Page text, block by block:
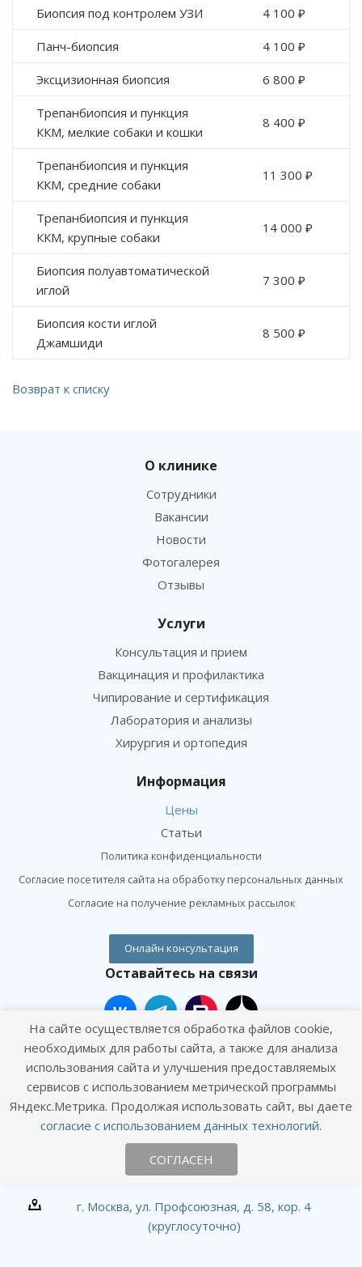
Биопсия под контролем УЗИ 4 100 ₽
Панч-биопсия 4 100 ₽
Эксцизионная биопсия 6 800 ₽
Трепанбиопсия и пункция
ККМ, мелкие собаки и кошки
8 400 ₽
Трепанбиопсия и пункция
ККМ, средние собаки
11 300 ₽
Трепанбиопсия и пункция
ККМ, крупные собаки
14 000 ₽
Биопсия полуавтоматической
иглой
7 300 ₽
Биопсия кости иглой
Джамшиди
8 500 ₽
Возврат к списку
О клинике
Сотрудники
Вакансии
Новости
Фотогалерея
Отзывы
Услуги
Консультация и прием
Вакцинация и профилактика
Чипирование и сертификация
Лаборатория и анализы
Хирургия и ортопедия
Информация
Цены
Статьи
Политика конфиденциальности
Согласие посетителя сайта на обработку персональных данных
Согласие на получение рекламных рассылок
Онлайн консультация
Оставайтесь на связи
Наши контакты
+7 (495) 120-01-09
info@goodhands.vet
г. Москва, ул. Профсоюзная, д. 58, кор. 4
(круглосуточно)
На сайте осуществляется обработка файлов cookie,
необходимых для работы сайта, а также для анализа
использования сайта и улучшения предоставляемых
сервисов с использованием метрической программы
Яндекс.Метрика. Продолжая использовать сайт, вы даете
согласие с использованием данных технологий.
СОГЛАСЕН